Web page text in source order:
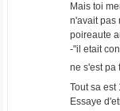
Mais toi
n'avait pas
poireaute
-"il etait
ne s'est pa
Tout sa
Essaye